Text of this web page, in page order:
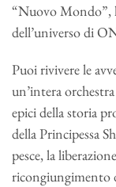
“Nuovo Mondo”,
dell’universo di
Puoi rivivere le
un’intera
epici della storia
della Principessa
pesce, la
ricongiungimento